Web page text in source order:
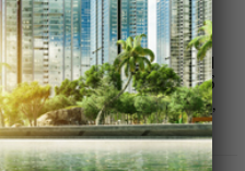
đầu và định hình thay đổi’
học Trung Đông, ASEAN
có, nhất là các khuôn khổ
đối thoại, xây dựng lòng tin,